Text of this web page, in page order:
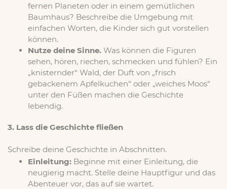
fernen Planeten oder in einem gemütlichen
Baumhaus? Beschreibe die Umgebung mit
einfachen Worten, die Kinder sich gut vorstellen
können.
Nutze deine Sinne. Was können die Figuren
sehen, hören, riechen, schmecken und fühlen? Ein
„knisternder“ Wald, der Duft von „frisch
gebackenem Apfelkuchen“ oder „weiches Moos“
unter den Füßen machen die Geschichte
lebendig.
3. Lass die Geschichte fließen
Schreibe deine Geschichte in Abschnitten.
Einleitung: Beginne mit einer Einleitung, die
neugierig macht. Stelle deine Hauptfigur und das
Abenteuer vor, das auf sie wartet.